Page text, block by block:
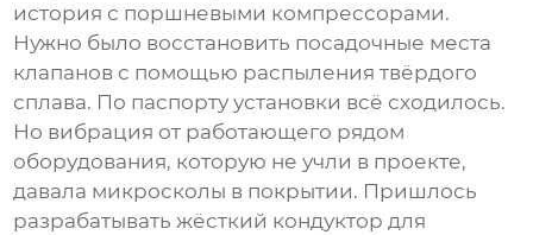
история с поршневыми компрессорами.
Нужно было восстановить посадочные места
клапанов с помощью распыления твёрдого
сплава. По паспорту установки всё сходилось.
Но вибрация от работающего рядом
оборудования, которую не учли в проекте,
давала микросколы в покрытии. Пришлось
разрабатывать жёсткий кондуктор для